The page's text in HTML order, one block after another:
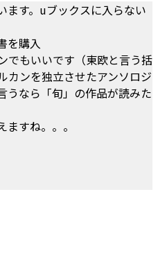
ます。uブックスに入らない
を購入
でもいいです（東欧と言う括
カンを独立させたアンソロジ
うなら「旬」の作品が読みた
すね。。。